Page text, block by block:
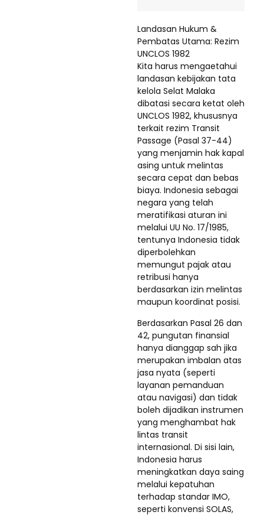
Landasan Hukum &
Pembatas Utama: Rezim
UNCLOS 1982
Kita harus mengaetahui
landasan kebijakan tata
kelola Selat Malaka
dibatasi secara ketat oleh
UNCLOS 1982, khususnya
terkait rezim Transit
Passage (Pasal 37-44)
yang menjamin hak kapal
asing untuk melintas
secara cepat dan bebas
biaya. Indonesia sebagai
negara yang telah
meratifikasi aturan ini
melalui UU No. 17/1985,
tentunya Indonesia tidak
diperbolehkan
memungut pajak atau
retribusi hanya
berdasarkan izin melintas
maupun koordinat posisi.
Berdasarkan Pasal 26 dan
42, pungutan finansial
hanya dianggap sah jika
merupakan imbalan atas
jasa nyata (seperti
layanan pemanduan
atau navigasi) dan tidak
boleh dijadikan instrumen
yang menghambat hak
lintas transit
internasional. Di sisi lain,
Indonesia harus
meningkatkan daya saing
melalui kepatuhan
terhadap standar IMO,
seperti konvensi SOLAS,